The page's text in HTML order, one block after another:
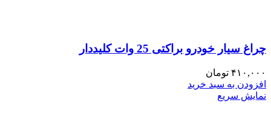
چراغ سیار خودرو براکتی 25 وات کلیددار
۴۱۰,۰۰۰ تومان
افزودن به سبد خرید
نمایش سریع